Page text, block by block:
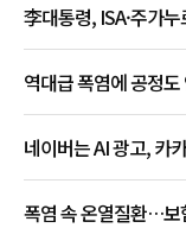
李대통령, ISA·주가
역대급 폭염에 공정
네이버는 AI 광고, 카
폭염 속 온열질환…보